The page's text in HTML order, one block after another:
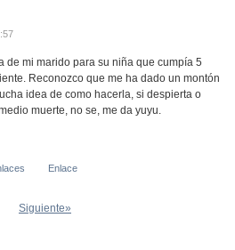
de mi marido para su niña que cumpía 5
Reconozco que me ha dado un montón
idea de como hacerla, si despierta o
muerte, no se, me da yuyu.
Enlace
Siguiente»